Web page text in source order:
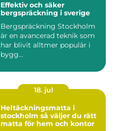
Effektiv och säker
bergspräckning i sverige
Bergspräckning Stockholm
är en avancerad teknik som
har blivit alltmer populär i
bygg...
18. jul
Heltäckningsmatta i
stockholm så väljer du rätt
matta för hem och kontor